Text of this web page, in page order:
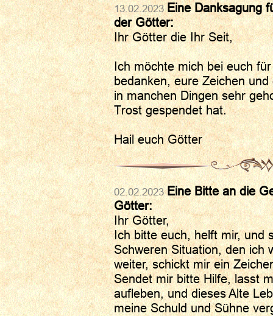
13.02.2023Eine Danksagung
der Götter:
Ihr Götter die Ihr Seit,
Ich möchte mich bei euch
bedanken, eure Zeichen
in manchen Dingen sehr
Trost gespendet hat.
Hail euch Götter
02.02.2023Eine Bitte an die
Götter:
Ihr Götter,
Ich bitte euch, helft mir, und
Schweren Situation, den ich
weiter, schickt mir ein
Sendet mir bitte Hilfe, lasst
aufleben, und dieses Alte
meine Schuld und Sühne